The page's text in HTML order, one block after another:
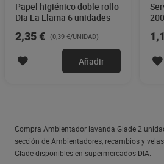
Papel higiénico doble rollo
Dia La Llama 6 unidades
2,35 € (0,39 €/UNIDAD)
Añadir
Compra Ambientador lavanda Glade 2
sección de Ambientadores, recambios y
Glade disponibles en supermercados DIA.